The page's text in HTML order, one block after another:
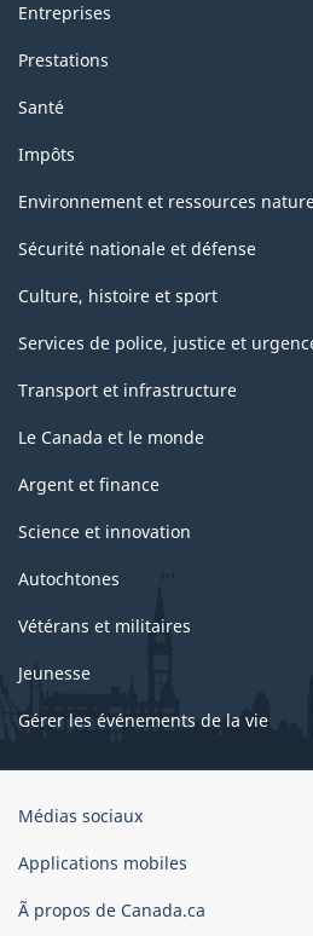
Entreprises
Prestations
Santé
Impôts
Environnement et ressources
Sécurité nationale et défense
Culture, histoire et sport
Services de police, justice et
Transport et infrastructure
Le Canada et le monde
Argent et finance
Science et innovation
Autochtones
Vétérans et militaires
Jeunesse
Gérer les événements de la vie
Organisation
gouvernement
Canada
Médias sociaux
Applications mobiles
Ã propos de Canada.ca